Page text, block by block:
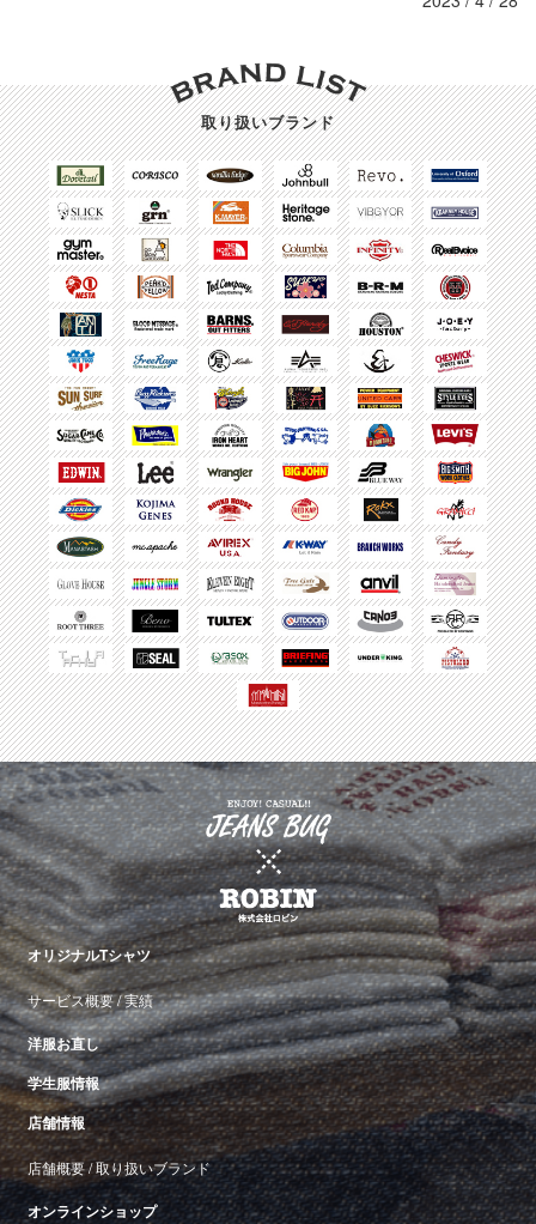
取り扱いブランド
オリジナルTシャツ
サービス概要/実績
洋服お直し
学生服情報
店舗情報
店舗概要/取り扱いブランド
オンラインショップ